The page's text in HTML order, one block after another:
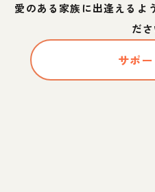
愛のある家族に出逢えるよ
ださ
サポ